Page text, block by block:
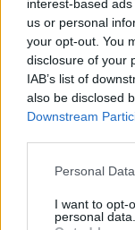
interest-based
us or personal
your opt-out. You
disclosure of your
IAB’s list of
also be disclosed
Downstream
Please note that
not limited to your
grant or deny
Personal
I want to opt-
personal data.
37χρονου
μιας
καταθέσεις
συλληφθείς
Γερμανία το
τις
Πολίτη,
διάσταση της
πρόσχημα της
«Γιουσέφ»